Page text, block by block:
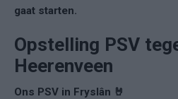
gaat starten.
Opstelling PSV
Heerenveen
Ons PSV in Fryslân 🤘